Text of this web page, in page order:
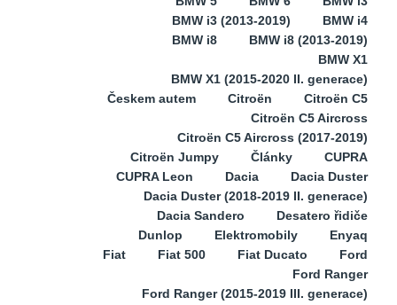
BMW i3 (2013-2019)
BMW i4
BMW i8
BMW i8 (2013-2019)
BMW X1
BMW X1 (2015-2020 II. generace)
Českem autem
Citroën
Citroën C5
Citroën C5 Aircross
Citroën C5 Aircross (2017-2019)
Citroën Jumpy
Články
CUPRA
CUPRA Leon
Dacia
Dacia Duster
Dacia Duster (2018-2019 II. generace)
Dacia Sandero
Desatero řidiče
Dunlop
Elektromobily
Enyaq
Fiat
Fiat 500 Fiat Ducato
Ford
Ford Ranger
Ford Ranger (2015-2019 III. generace)